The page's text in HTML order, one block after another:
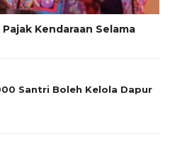
Kendaraan Selama
Santri Boleh Kelola Dapur